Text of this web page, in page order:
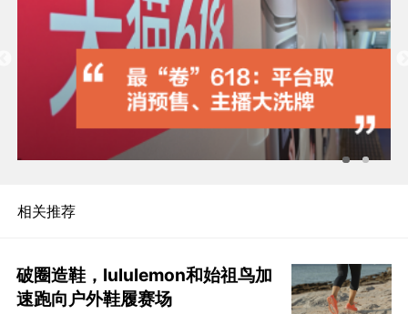
相关推荐
破圈造鞋，lululemon和始祖鸟加
速跑向户外鞋履赛场